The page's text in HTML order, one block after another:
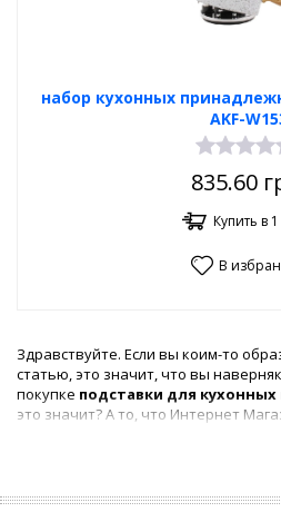
набор кухонных
AKF-
835.60
Купить в
В
Здравствуйте. Если вы коим-то
статью, это значит, что вы
покупке подставки для
это значит? А то, что Интернет
вам своей невероятно обширный